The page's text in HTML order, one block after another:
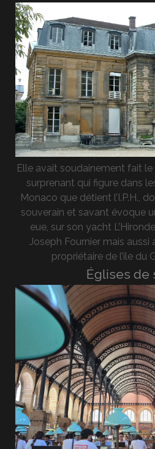
Elle avait soudainement fait
surprenant qui figure dans
Monaco que détient l’I.P.H.,
souverain et savant évoque
eue, sur son yacht
Joseph Fournier mais aussi
propriétaire de l’île du
Églises de